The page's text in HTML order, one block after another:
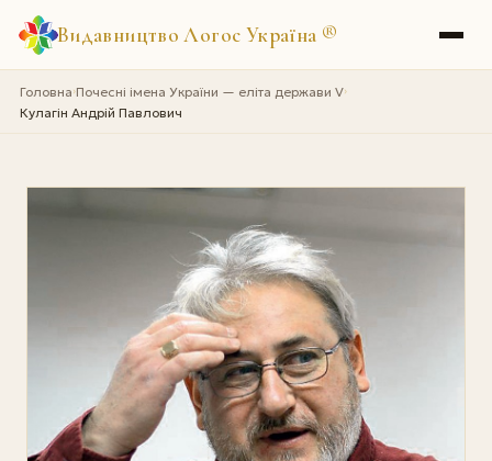
Видавництво Логос Україна ®
Головна›Почесні імена України — еліта держави V›
Кулагін Андрій Павлович